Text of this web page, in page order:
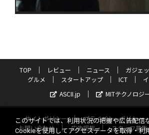
TOP レビュー ニュース ガジェ
グルメ
スタートアップ ICT
ASCII.jp
MITテクノロジ
サイトポリシー プライバシーポリシー
お問い合わせ
広告掲載 スタッフ募集
このサイトでは、利用状況の把握や広告配信
Cookieを使用してアクセスデータを取得・利